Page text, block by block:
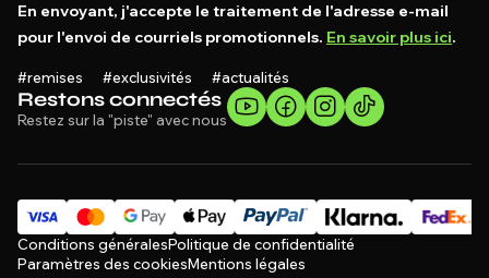
Restons connectés
Restez sur la "piste" avec nous
En envoyant, j'accepte le traitement de l'adresse e-mail
pour l'envoi de courriels promotionnels. En savoir plus ici.
#remises #exclusivités #actualités
Conditions généralesPolitique de confidentialité
Paramètres des cookiesMentions légales